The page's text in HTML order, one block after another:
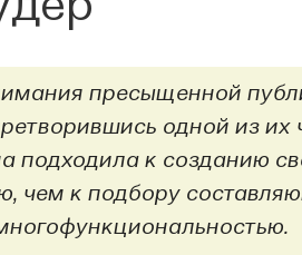
пресыщенной
одной из
подходила к созданию
чем к подбору